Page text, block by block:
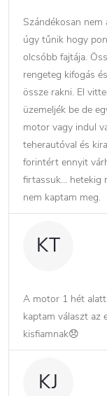
Szándékosan
úgy tűnik hogy
olcsóbb fajtája.
rengeteg kifogás
össze rakni. El
üzemeljék be de
motor vagy indul
teherautóval és
forintért ennyit
firtassuk… hetekig
nem kaptam meg.
KT
A motor 1 hét
kaptam választ az
kisfiamnak😞
KJ